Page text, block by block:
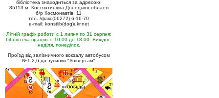
бібліотека знаходиться за адресою:
85113 м. Костянтинівка Донецької області
б/р Космонавтів, 11
тел. /факс(06272) 6-16-70
e-mail: konstlib(dog)ukr.net
Літній графік роботи с 1 липня по 31 серпня:
бібліотека працює с 10:00 до 18:00. Вихідні -
неділя, понеділок.
Проїзд від залізничного вокзалу автобусом
№1,2,6 до зупинки "Універсам"